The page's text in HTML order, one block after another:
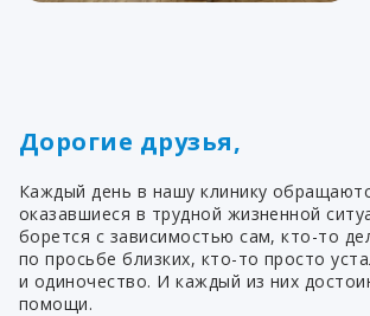
Дорогие друзья,
Каждый день в нашу клинику
оказавшиеся в трудной жизненной
борется с зависимостью сам, кто-то
по просьбе близких, кто-то просто
и одиночество. И каждый из них
помощи.